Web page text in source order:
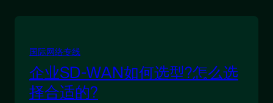
国际网络专线
企业SD-WAN如何选型?怎么选
择合适的?